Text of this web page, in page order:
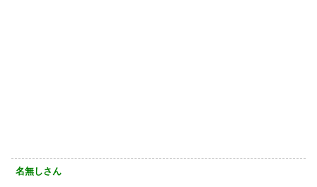
名無しさん